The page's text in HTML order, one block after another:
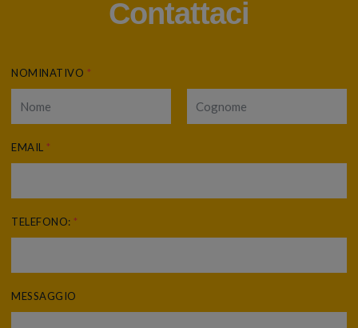
Contattaci
NOMINATIVO *
EMAIL *
TELEFONO: *
MESSAGGIO